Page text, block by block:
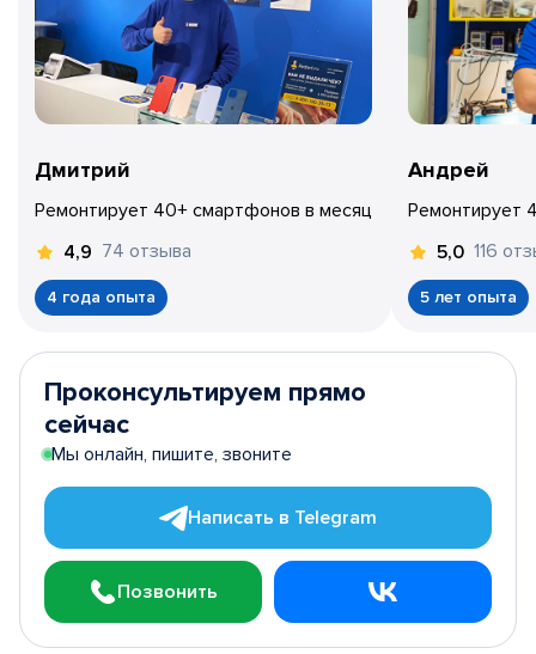
Дмитрий
Ремонтирует 40+ смартфонов в месяц
4,9 74 отзыва
4 года опыта
Андрей
Ремонтирует
5,0 116
5 лет опыта
Проконсультируем прямо
сейчас
Мы онлайн, пишите, звоните
Написать в Telegram
Позвонить